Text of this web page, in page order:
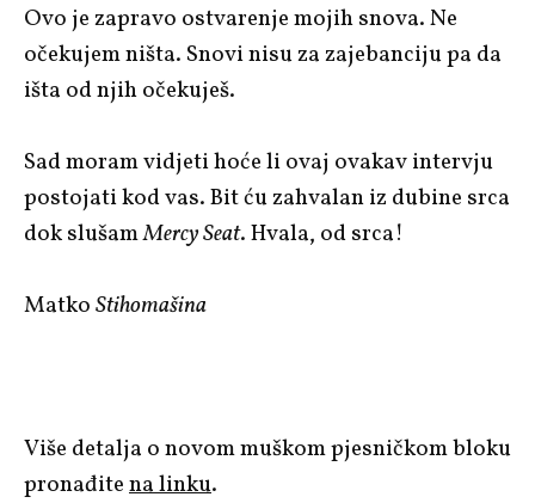
Ovo je zapravo ostvarenje mojih snova. Ne
očekujem ništa. Snovi nisu za zajebanciju pa da
išta od njih očekuješ.
Sad moram vidjeti hoće li ovaj ovakav intervju
postojati kod vas. Bit ću zahvalan iz dubine srca
dok slušamMercy Seat. Hvala, od srca!
MatkoStihomašina
Više detalja o novom muškom pjesničkom bloku
pronađitena linku.